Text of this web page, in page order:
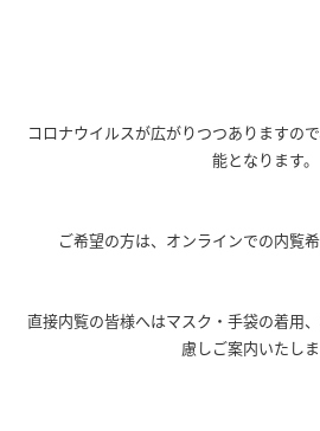
コロナウイルスが広がりつつありますの
能となります。
ご希望の方は、オンラインでの内覧
直接内覧の皆様へはマスク・手袋の着用
慮しご案内いたしま